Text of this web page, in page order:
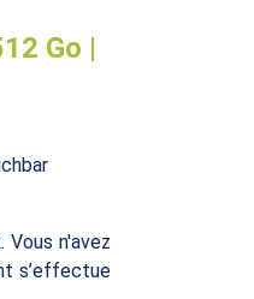
Go |
n'avez
s’effectue